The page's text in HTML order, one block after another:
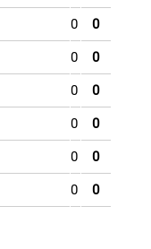
0 0
0 0
0 0
0 0
0 0
0 0